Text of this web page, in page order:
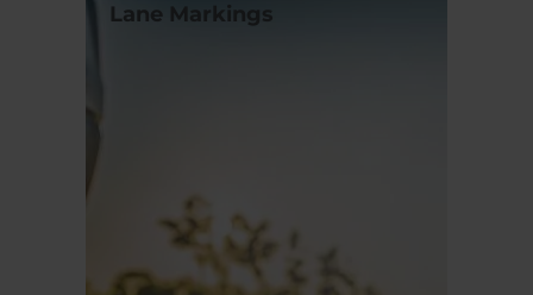
Lane Markings